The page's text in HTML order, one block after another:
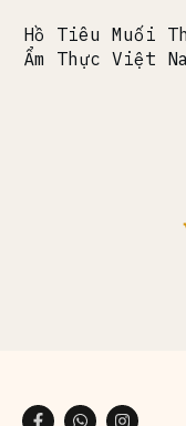
Hồ Tiêu Muối
Ẩm Thực Việt